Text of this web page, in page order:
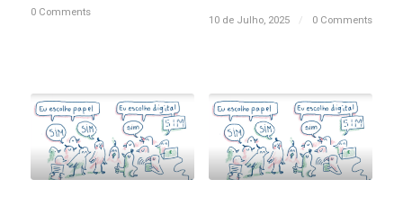
0 Comments
10 de Julho, 2025 / 0 Comments